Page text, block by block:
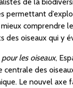
permettant
comprendre
des oiseaux qui y
pour les oiseaux,
centrale des
Le nouvel axe